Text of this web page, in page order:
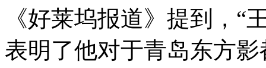
《好莱坞报道》提到， “
表明了他对于青岛东方